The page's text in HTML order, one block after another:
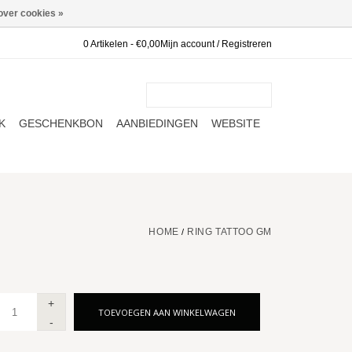
0 Artikelen - €0,00Mijn account / Registreren
GESCHENKBON AANBIEDINGEN WEBSITE
HOME / RING TATTOO GM
+
-
TOEVOEGEN AAN WINKELWAGEN
cookies »